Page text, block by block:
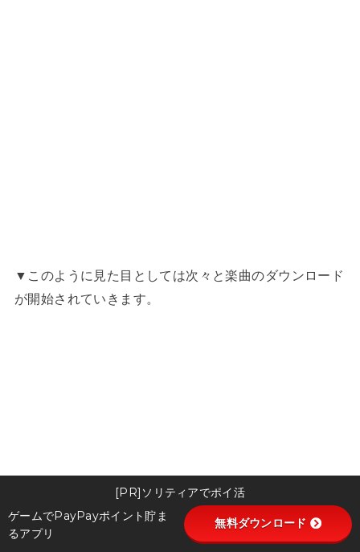
▼このように見た目としては次々と楽曲のダウンロード
が開始されていきます。
[PR]ソリティアでポイ活
ゲームでPayPayポイント貯ま
るアプリ
無料ダウンロード